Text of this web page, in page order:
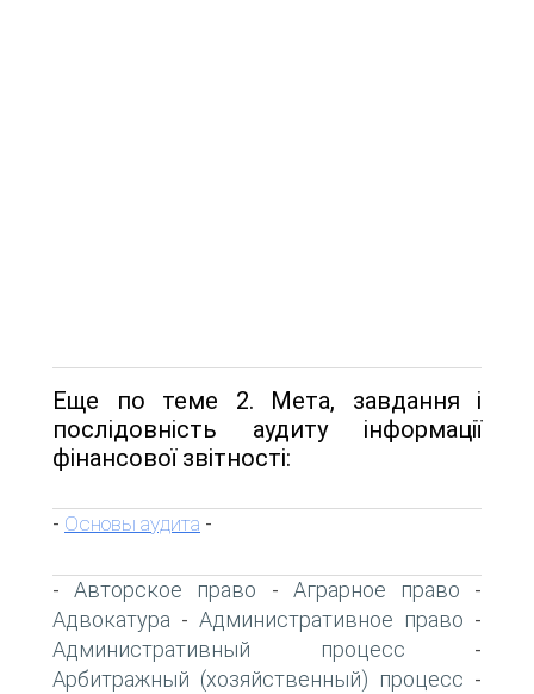
Еще по теме 2. Мета, завдання і
послідовність аудиту інформації
фінансової звітності:
- Основы аудита -
-Авторское право - Аграрное право -
Адвокатура - Административное право -
Административный процесс -
Арбитражный (хозяйственный) процесс -